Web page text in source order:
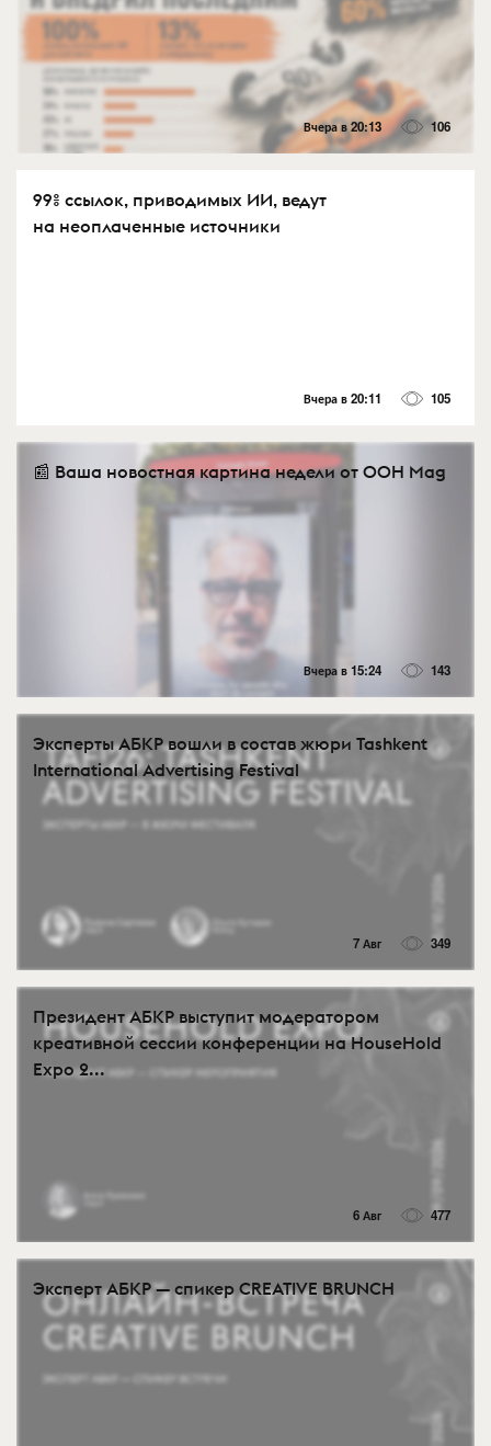
Вчера в 20:13 106
99% ссылок, приводимых ИИ, ведут
на неоплаченные источники
Вчера в 20:11 105
📰 Ваша новостная картина недели от OOH Mag
Вчера в 15:24 143
Эксперты АБКР вошли в состав жюри Tashkent
International Advertising Festival
7 Авг 349
Президент АБКР выступит модератором
креативной сессии конференции на HouseHold
Expo 2...
6 Авг 477
Эксперт АБКР — спикер CREATIVE BRUNCH